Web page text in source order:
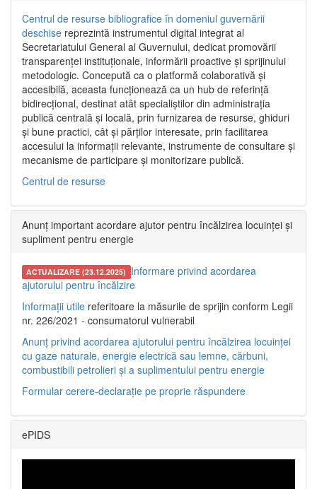
Centrul de resurse bibliografice în domeniul guvernării
deschise reprezintă instrumentul digital integrat al
Secretariatului General al Guvernului, dedicat promovării
transparenței instituționale, informării proactive și sprijinului
metodologic. Concepută ca o platformă colaborativă și
accesibilă, aceasta funcționează ca un hub de referință
bidirecțional, destinat atât specialiștilor din administrația
publică centrală și locală, prin furnizarea de resurse, ghiduri
și bune practici, cât și părților interesate, prin facilitarea
accesului la informații relevante, instrumente de consultare și
mecanisme de participare și monitorizare publică.
Centrul de resurse
Anunț important acordare ajutor pentru încălzirea locuinței și
supliment pentru energie
ACTUALIZARE (23.12.2025) Informare privind acordarea
ajutorului pentru încălzire
Informații utile referitoare la măsurile de sprijin conform Legii
nr. 226/2021 - consumatorul vulnerabil
Anunț privind acordarea ajutorului pentru încălzirea locuinței
cu gaze naturale, energie electrică sau lemne, cărbuni,
combustibili petrolieri și a suplimentului pentru energie
Formular cerere-declarație pe proprie răspundere
ePIDS